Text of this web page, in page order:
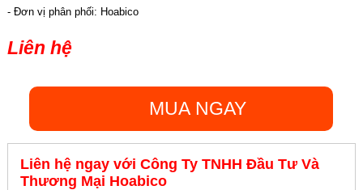
- Đơn vị phân phối: Hoabico
Liên hệ
MUA NGAY
Liên hệ ngay với Công Ty TNHH Đầu Tư Và
Thương Mại Hoabico